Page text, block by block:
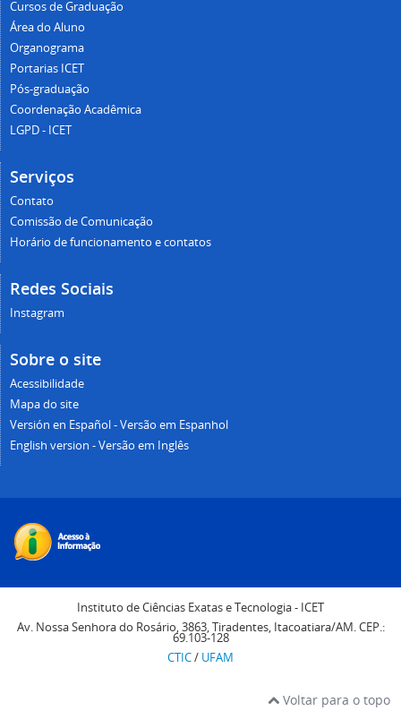
Cursos de Graduação
Área do Aluno
Organograma
Portarias ICET
Pós-graduação
Coordenação Acadêmica
LGPD - ICET
Serviços
Contato
Comissão de Comunicação
Horário de funcionamento e contatos
Redes Sociais
Instagram
Sobre o site
Acessibilidade
Mapa do site
Versión en Español - Versão em Espanhol
English version - Versão em Inglês
Instituto de Ciências Exatas e Tecnologia - ICET
Av. Nossa Senhora do Rosário, 3863, Tiradentes, Itacoatiara/AM. CEP.:
69.103-128
CTIC/ UFAM
Voltar para o topo